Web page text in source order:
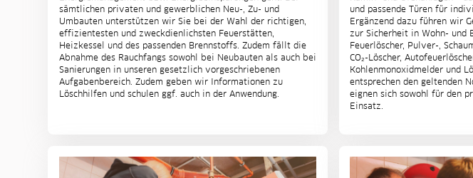
sämtlichen privaten und gewerblichen Neu-, Zu- und
Umbauten unterstützen wir Sie bei der Wahl der richtigen,
effizientesten und zweckdienlichsten Feuerstätten,
Heizkessel und des passenden Brennstoffs. Zudem fällt die
Abnahme des Rauchfangs sowohl bei Neubauten als auch bei
Sanierungen in unseren gesetzlich vorgeschriebenen
Aufgabenbereich. Zudem geben wir Informationen zu
Löschhilfen und schulen ggf. auch in der Anwendung.
und passende Türen für
Ergänzend dazu führen wir
zur Sicherheit in Wohn- und
Feuerlöscher, Pulver-,
CO₂-Löscher,
Kohlenmonoxidmelder und
entsprechen den geltenden
eignen sich sowohl für den
Einsatz.